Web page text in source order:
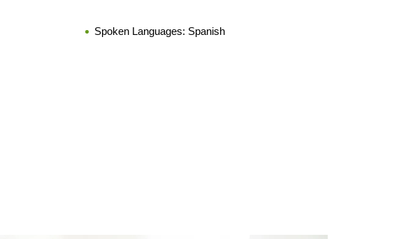
Spoken Languages: Spanish